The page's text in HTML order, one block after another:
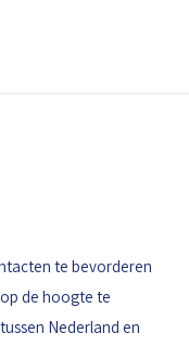
te bevorderen
de hoogte te
Nederland en